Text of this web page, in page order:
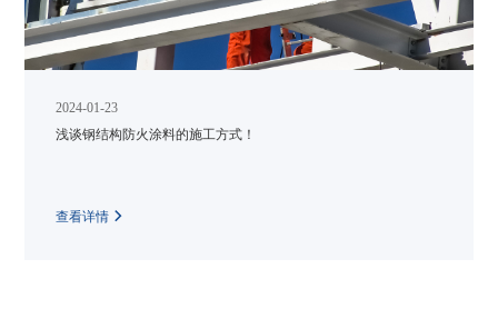
2024-01-23
浅谈钢结构防火涂料的施工方式！
查看详情